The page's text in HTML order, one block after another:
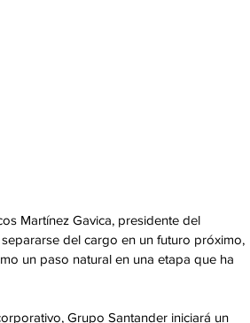
Martínez Gavica, presidente del
del cargo en un futuro próximo,
un paso natural en una etapa que ha
Grupo Santander iniciará un